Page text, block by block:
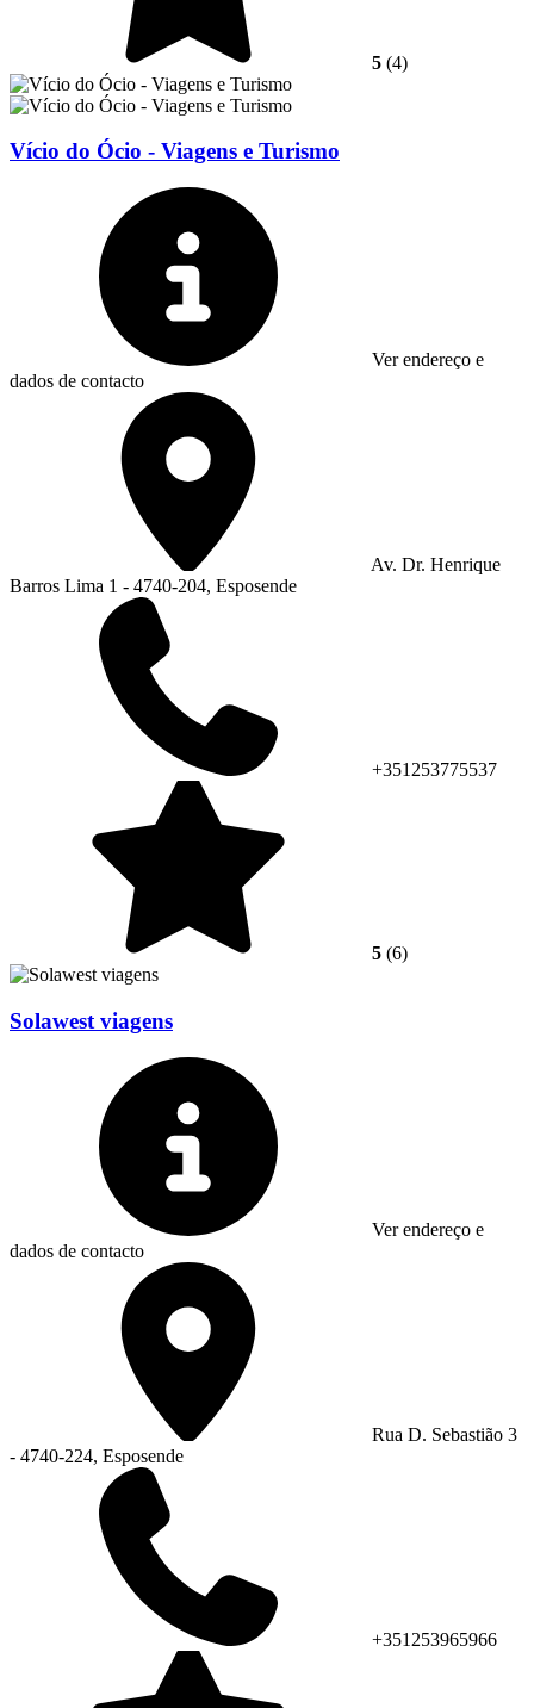
5 (4)
Vício do Ócio - Viagens e Turismo
Ver endereço e
dados de contacto
Av. Dr. Henrique
Barros Lima 1 - 4740-204, Esposende
+351253775537
5 (6)
Solawest viagens
Ver endereço e
dados de contacto
Rua D. Sebastião 3
- 4740-224, Esposende
+351253965966